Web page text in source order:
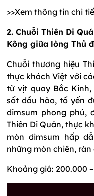
>>Xem thông tin chi
2. Chuỗi Thiên Di
Kông giữa lòng Thủ
Chuỗi thương hiệu
thực khách Việt với
từ vịt quay Bắc
sốt dầu hào, tổ yến
dimsum phong phú,
Thiên Di Quán, thực
món dimsum hấp
những món chiên, rán
Khoảng giá: 200.000